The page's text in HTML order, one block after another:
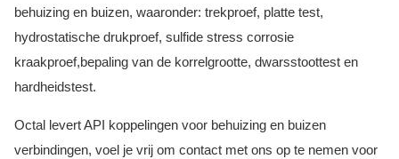
behuizing en buizen, waaronder: trekproef, platte test,
hydrostatische drukproef, sulfide stress corrosie
kraakproef,bepaling van de korrelgrootte, dwarsstoottest en
hardheidstest.
Octal levert API koppelingen voor behuizing en buizen
verbindingen, voel je vrij om contact met ons op te nemen voor